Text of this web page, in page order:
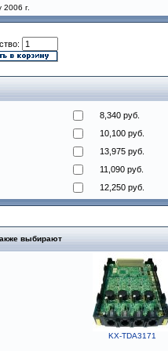
г.
8,340 руб.
10,100 руб.
13,975 руб.
11,090 руб.
12,250 руб.
выбирают
KX-TDA3171